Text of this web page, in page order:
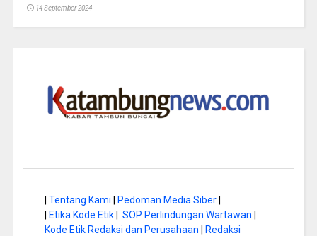
14 September 2024
Tentang Kami Pedoman Media Siber|
Etika Kode Etik| SOP Perlindungan Wartawan
Kode Etik Redaksi dan Perusahaan
Redaksi